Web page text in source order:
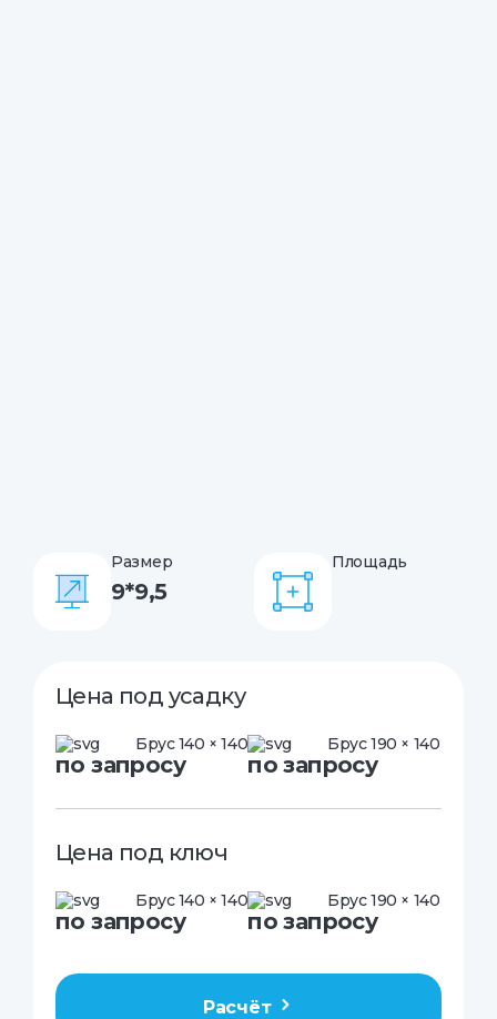
Размер
9*9,5
Площадь
Цена под усадку
Брус 140 × 140
по запросу
Брус 190 × 140
по запросу
Цена под ключ
Брус 140 × 140
по запросу
Брус 190 × 140
по запросу
Расчёт